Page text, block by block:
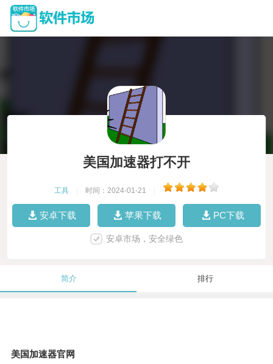
美国加速器打不开
工具 时间：2024-01-21
安卓下载 苹果下载 PC下载
安卓市场，安全绿色
简介 排行
美国加速器官网